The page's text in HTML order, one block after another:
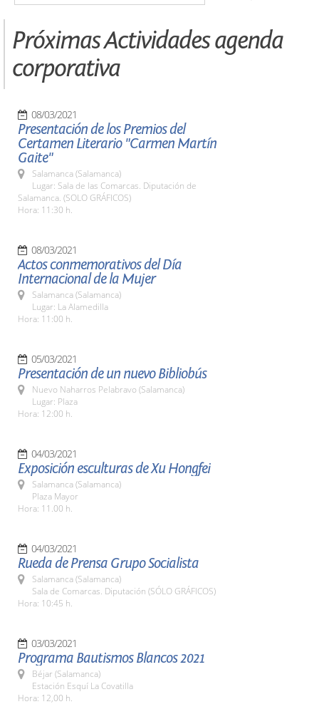
Próximas Actividades agenda
corporativa
08/03/2021
Presentación de los Premios del
Certamen Literario "Carmen Martín
Gaite"
Salamanca (Salamanca)
Lugar: Sala de las Comarcas. Diputación de
Salamanca. (SOLO GRÁFICOS)
Hora: 11:30 h.
08/03/2021
Actos conmemorativos del Día
Internacional de la Mujer
Salamanca (Salamanca)
Lugar: La Alamedilla
Hora: 11:00 h.
05/03/2021
Presentación de un nuevo Bibliobús
Nuevo Naharros Pelabravo (Salamanca)
Lugar: Plaza
Hora: 12:00 h.
04/03/2021
Exposición esculturas de Xu Hongfei
Salamanca (Salamanca)
Plaza Mayor
Hora: 11.00 h.
04/03/2021
Rueda de Prensa Grupo Socialista
Salamanca (Salamanca)
Sala de Comarcas. Diputación (SÓLO GRÁFICOS)
Hora: 10:45 h.
03/03/2021
Programa Bautismos Blancos 2021
Béjar (Salamanca)
Estación Esquí La Covatilla
Hora: 12,00 h.